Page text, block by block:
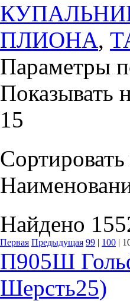
ПЛИОНА,
Параметры
Показывать
15
Найдено
Первая Предыдущая 99 | 100 |
П905Ш
Шерсть25)